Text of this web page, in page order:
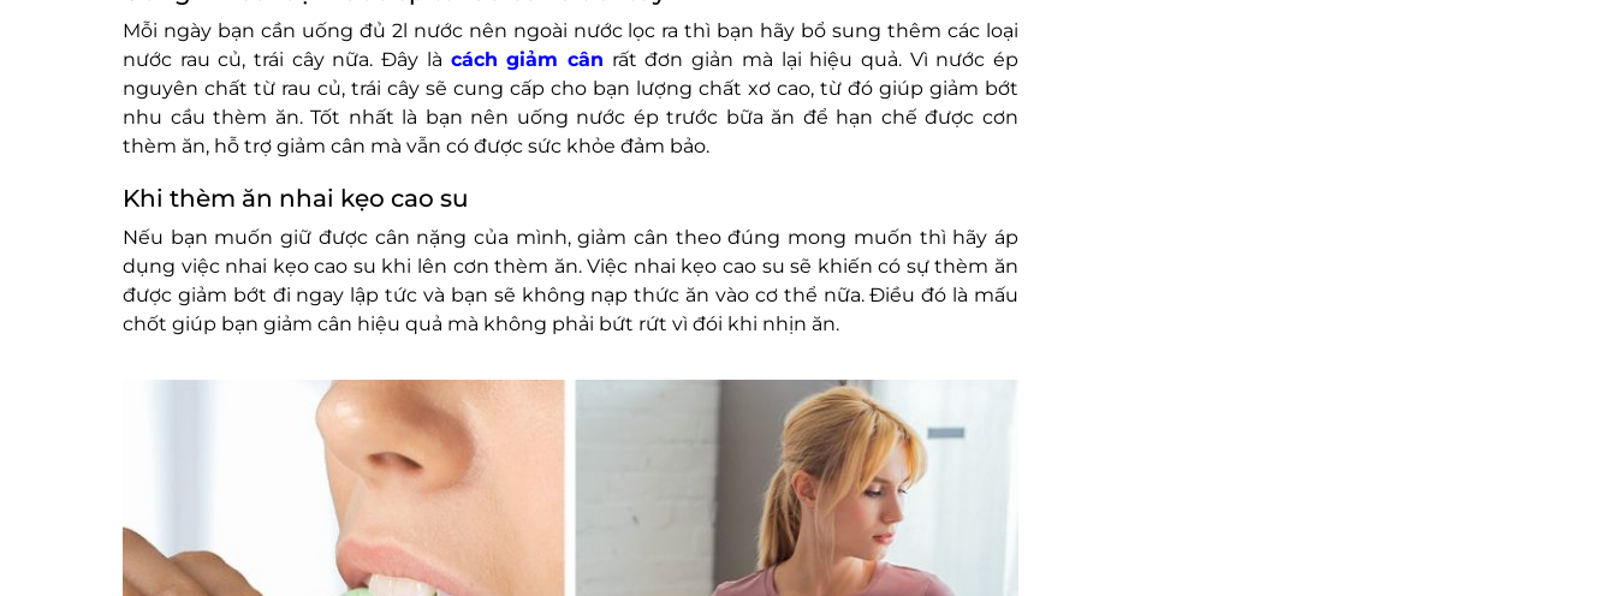
Mỗi ngày bạn cần uống đủ 2l nước nên ngoài nước lọc ra thì bạn hãy bổ sung thêm các loại
nước rau củ, trái cây nữa. Đây là cách giảm cân rất đơn giản mà lại hiệu quả. Vì nước ép
nguyên chất từ rau củ, trái cây sẽ cung cấp cho bạn lượng chất xơ cao, từ đó giúp giảm bớt
nhu cầu thèm ăn. Tốt nhất là bạn nên uống nước ép trước bữa ăn để hạn chế được cơn
thèm ăn, hỗ trợ giảm cân mà vẫn có được sức khỏe đảm bảo.
Khi thèm ăn nhai kẹo cao su
Nếu bạn muốn giữ được cân nặng của mình, giảm cân theo đúng mong muốn thì hãy áp
dụng việc nhai kẹo cao su khi lên cơn thèm ăn. Việc nhai kẹo cao su sẽ khiến có sự thèm ăn
được giảm bớt đi ngay lập tức và bạn sẽ không nạp thức ăn vào cơ thể nữa. Điều đó là mấu
chốt giúp bạn giảm cân hiệu quả mà không phải bứt rứt vì đói khi nhịn ăn.